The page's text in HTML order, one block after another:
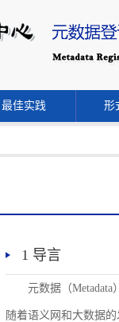
最佳实践 形
1 导言
元数据（
随着语义网和大数据